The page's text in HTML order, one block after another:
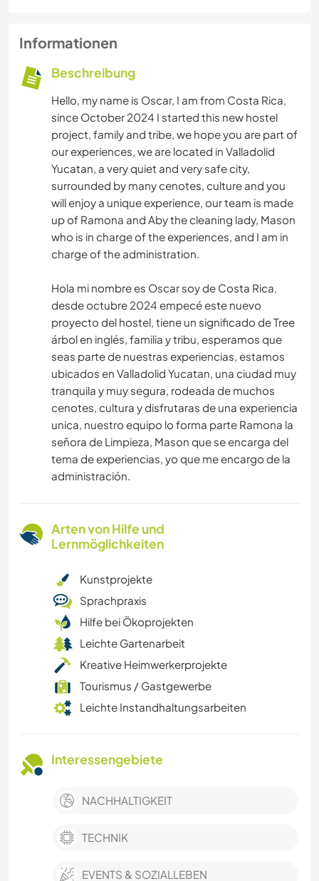
Informationen
Beschreibung
Hello, my name is Oscar, I am from Costa Rica,
since October 2024 I started this new hostel
project, family and tribe, we hope you are part of
our experiences, we are located in Valladolid
Yucatan, a very quiet and very safe city,
surrounded by many cenotes, culture and you
will enjoy a unique experience, our team is made
up of Ramona and Aby the cleaning lady, Mason
who is in charge of the experiences, and I am in
charge of the administration.
Hola mi nombre es Oscar soy de Costa Rica,
desde octubre 2024 empecé este nuevo
proyecto del hostel, tiene un significado de Tree
árbol en inglés, familia y tribu, esperamos que
seas parte de nuestras experiencias, estamos
ubicados en Valladolid Yucatan, una ciudad muy
tranquila y muy segura, rodeada de muchos
cenotes, cultura y disfrutaras de una experiencia
unica, nuestro equipo lo forma parte Ramona la
señora de Limpieza, Mason que se encarga del
tema de experiencias, yo que me encargo de la
administración.
Arten von Hilfe und
Lernmöglichkeiten
Kunstprojekte
Sprachpraxis
Hilfe bei Ökoprojekten
Leichte Gartenarbeit
Kreative Heimwerkerprojekte
Tourismus / Gastgewerbe
Leichte Instandhaltungsarbeiten
Interessengebiete
NACHHALTIGKEIT
TECHNIK
EVENTS & SOZIALLEBEN